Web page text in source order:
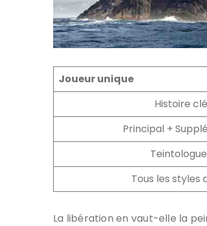
Joueur unique
Histoire clé
Principal +
Tous les styles
La libération en vaut-elle la